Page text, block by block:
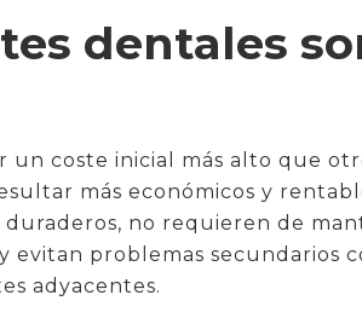
dentales
un coste inicial más alto que
más económicos y
no requieren de
evitan problemas secundarios
adyacentes.